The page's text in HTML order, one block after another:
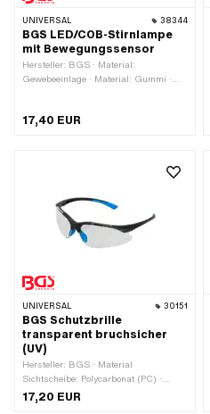
UNIVERSAL 38344
BGS LED/COB-Stirnlampe
mit Bewegungssensor
Hersteller: BGS · Material:
Gewebeeinlage · Material: Gummi ·
Anwendungsbereich: Elektrowerkzeug
17,40 EUR
UNIVERSAL 30151
BGS Schutzbrille
transparent bruchsicher
(UV)
Hersteller: BGS · Material
Sichtscheibe: Polycarbonat (PC) ·
Farbe: transparent · Glaseigenschaft:
bruchsicher · Anwendungsbereich:
17,20 EUR